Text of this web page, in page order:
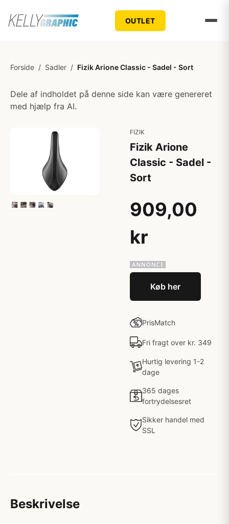
OUTLET
Forside / Sadler / Fizik Arione Classic - Sadel - Sort
Dele af indholdet på denne side kan være genereret
med hjælp fra AI.
FIZIK
Fizik Arione
Classic - Sadel -
Sort
909,00
kr
Køb her
PrisMatch
Fri fragt over kr. 349
Hurtig levering 1-2
dage
365 dages
fortrydelsesret
Sikker handel med
SSL
Beskrivelse